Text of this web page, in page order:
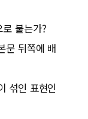
붙는가?
문 뒤쪽에 배
섞인 표현인